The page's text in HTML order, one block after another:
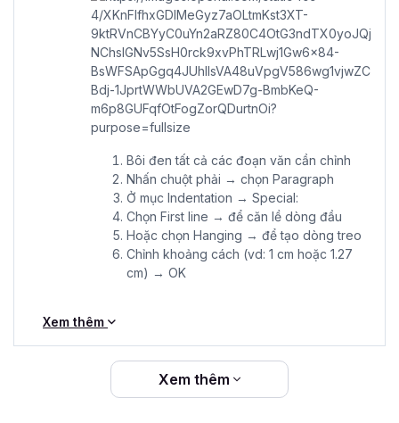
Bôi đen tất cả các đoạn văn cần chỉnh
Nhấn chuột phải → chọn Paragraph
Ở mục Indentation → Special:
Chọn First line → để căn lề dòng đầu
Hoặc chọn Hanging → để tạo dòng treo
Chỉnh khoảng cách (vd: 1 cm hoặc 1.27
cm) → OK
Xem thêm
Xem thêm